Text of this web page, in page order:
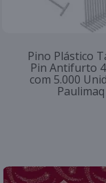
Pino Plástico
Pin Antifurto
com 5.000
Paulimaq